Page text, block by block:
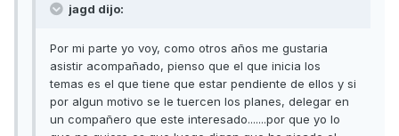
jagd dijo:
Por mi parte yo voy, como otros años me gustaria
asistir acompañado, pienso que el que inicia los
temas es el que tiene que estar pendiente de ellos y si
por algun motivo se le tuercen los planes, delegar en
un compañero que este interesado.......por que yo lo